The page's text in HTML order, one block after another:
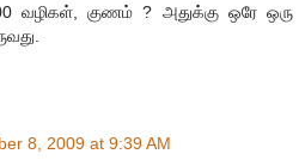
வழிகள், குணம் ? அதுக்கு ஒரே ஒரு
8, 2009 at 9:39 AM